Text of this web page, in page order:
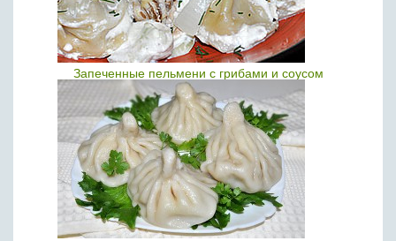
Запеченные пельмени с грибами и соусом